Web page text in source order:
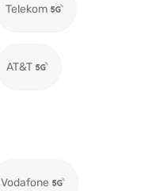
Telekom
AT&T
Vodafone